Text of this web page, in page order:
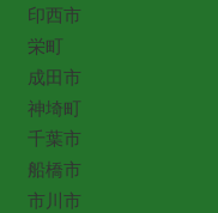
印西市
栄町
成田市
神埼町
千葉市
船橋市
市川市